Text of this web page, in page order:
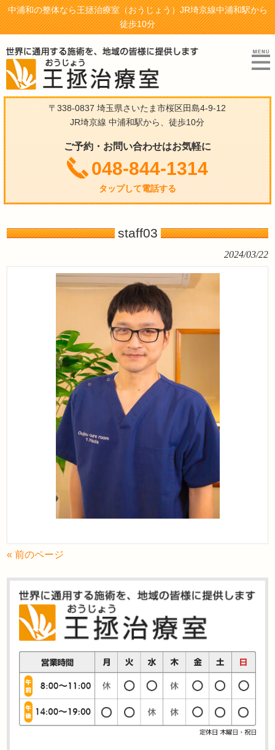
中浦和の整体なら王拯治療室（おうじょう）JR埼京線中浦和駅から
徒歩10分
〒338-0837 埼玉県さいたま市桜区田島4-9-12
JR埼京線 中浦和駅から、徒歩10分
ご予約・お問い合わせはお気軽に
048-844-1314
タップして電話する
staff03
2024/03/22
« 前のページ